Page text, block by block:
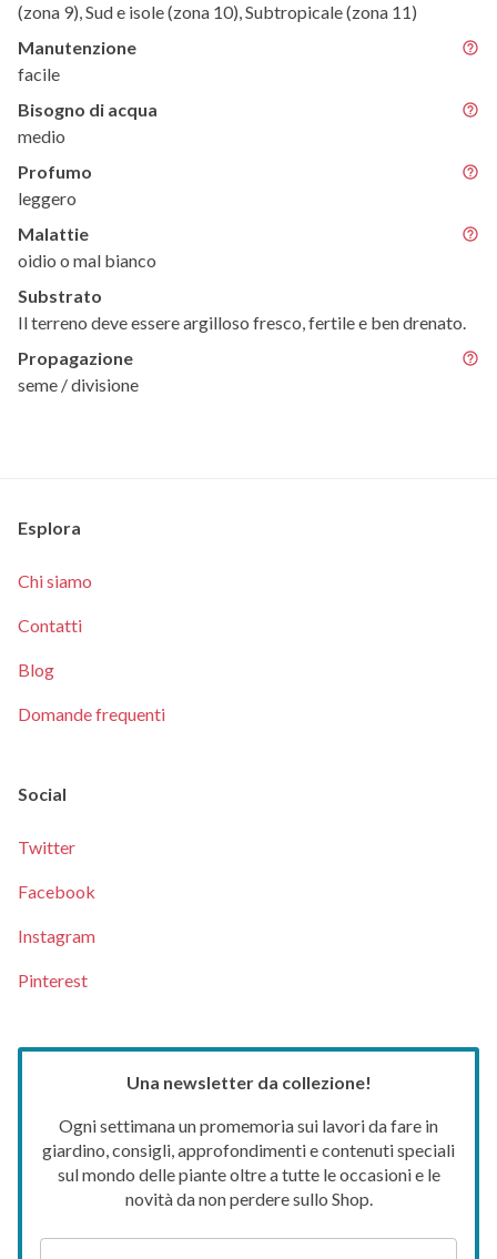
(zona 9), Sud e isole (zona 10), Subtropicale (zona 11)
Manutenzione
facile
Bisogno di acqua
medio
Profumo
leggero
Malattie
oidio o mal bianco
Substrato
Il terreno deve essere argilloso fresco, fertile e ben drenato.
Propagazione
seme / divisione
Esplora
Chi siamo
Contatti
Blog
Domande frequenti
Social
Twitter
Facebook
Instagram
Pinterest
Una newsletter da collezione!
Ogni settimana un promemoria sui lavori da fare in
giardino, consigli, approfondimenti e contenuti speciali
sul mondo delle piante oltre a tutte le occasioni e le
novità da non perdere sullo Shop.